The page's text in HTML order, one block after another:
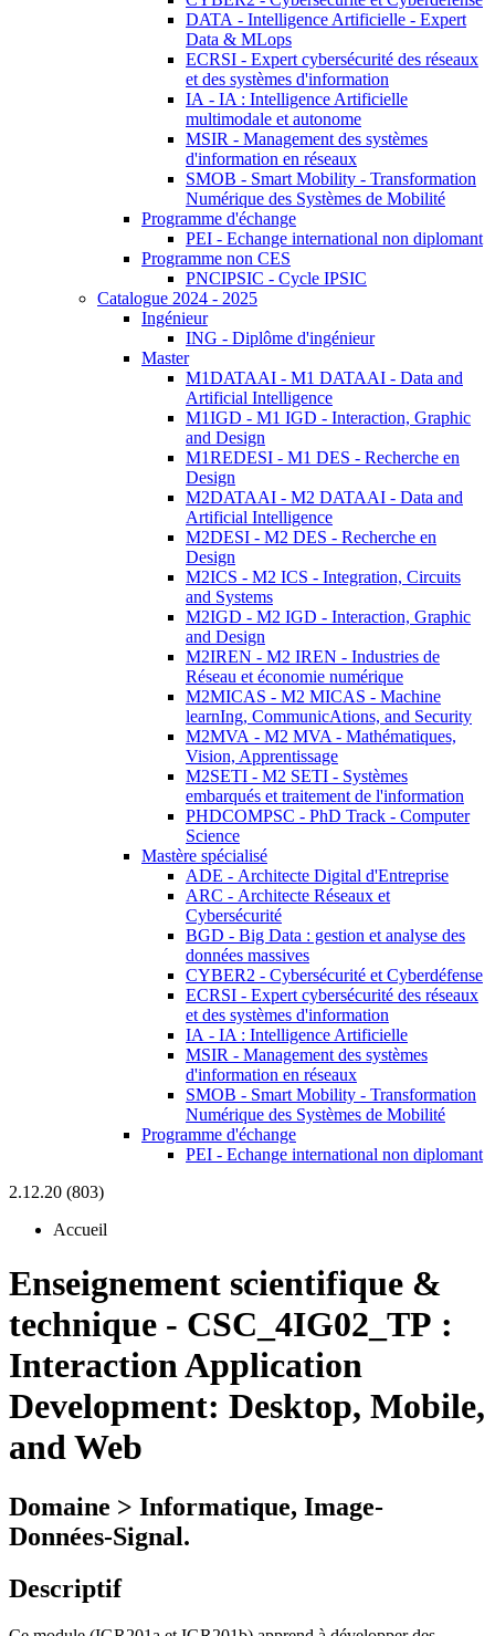
DATA - Intelligence Artificielle - Expert
Data & MLops
ECRSI - Expert cybersécurité des réseaux
et des systèmes d'information
IA - IA : Intelligence Artificielle
multimodale et autonome
MSIR - Management des systèmes
d'information en réseaux
SMOB - Smart Mobility - Transformation
Numérique des Systèmes de Mobilité
Programme d'échange
PEI - Echange international non diplomant
Programme non CES
PNCIPSIC - Cycle IPSIC
Catalogue 2024 - 2025
Ingénieur
ING - Diplôme d'ingénieur
Master
M1DATAAI - M1 DATAAI - Data and
Artificial Intelligence
M1IGD - M1 IGD - Interaction, Graphic
and Design
M1REDESI - M1 DES - Recherche en
Design
M2DATAAI - M2 DATAAI - Data and
Artificial Intelligence
M2DESI - M2 DES - Recherche en
Design
M2ICS - M2 ICS - Integration, Circuits
and Systems
M2IGD - M2 IGD - Interaction, Graphic
and Design
M2IREN - M2 IREN - Industries de
Réseau et économie numérique
M2MICAS - M2 MICAS - Machine
learnIng, CommunicAtions, and Security
M2MVA - M2 MVA - Mathématiques,
Vision, Apprentissage
M2SETI - M2 SETI - Systèmes
embarqués et traitement de l'information
PHDCOMPSC - PhD Track - Computer
Science
Mastère spécialisé
ADE - Architecte Digital d'Entreprise
ARC - Architecte Réseaux et
Cybersécurité
BGD - Big Data : gestion et analyse des
données massives
CYBER2 - Cybersécurité et Cyberdéfense
ECRSI - Expert cybersécurité des réseaux
et des systèmes d'information
IA - IA : Intelligence Artificielle
MSIR - Management des systèmes
d'information en réseaux
SMOB - Smart Mobility - Transformation
Numérique des Systèmes de Mobilité
Programme d'échange
PEI - Echange international non diplomant
2.12.20 (803)
Accueil
Enseignement scientifique &
technique - CSC_4IG02_TP :
Interaction Application
Development: Desktop, Mobile,
and Web
Domaine > Informatique, Image-
Données-Signal.
Descriptif